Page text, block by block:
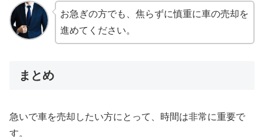
お急ぎの方でも、焦らずに慎重に車の売却を
進めてください。
まとめ
急いで車を売却したい方にとって、時間は非常に重要で
す。